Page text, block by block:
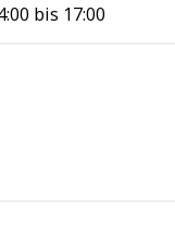
bis 17:00